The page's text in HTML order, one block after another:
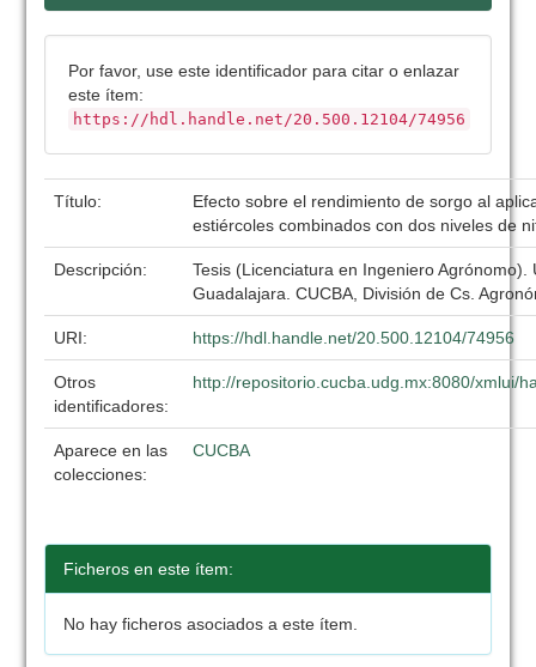
Por favor, use este identificador para citar o enlazar
este ítem:
https://hdl.handle.net/20.500.12104/74956
Título:
Efecto sobre el rendimiento de sorgo al
estiércoles combinados con dos niveles de
Descripción:
Tesis (Licenciatura en Ingeniero Agrónomo).
Guadalajara. CUCBA, División de Cs.
URI: https://hdl.handle.net/20.500.12104/74956
Otros
identificadores:
http://repositorio.cucba.udg.mx:8080/xmlui/
Aparece en las
colecciones:
CUCBA
Ficheros en este ítem:
No hay ficheros asociados a este ítem.